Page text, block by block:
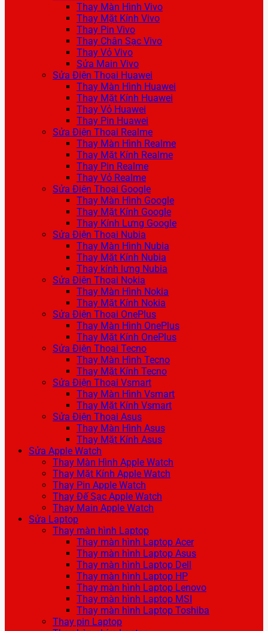
Thay Màn Hình Vivo
Thay Mặt Kính Vivo
Thay Pin Vivo
Thay Chân Sạc Vivo
Thay Vỏ Vivo
Sửa Main Vivo
Sửa Điện Thoại Huawei
Thay Màn Hình Huawei
Thay Mặt Kính Huawei
Thay Vỏ Huawei
Thay Pin Huawei
Sửa Điện Thoại Realme
Thay Màn Hình Realme
Thay Mặt Kính Realme
Thay Pin Realme
Thay Vỏ Realme
Sửa Điện Thoại Google
Thay Màn Hình Google
Thay Mặt Kính Google
Thay Kính Lưng Google
Sửa Điện Thoại Nubia
Thay Màn Hình Nubia
Thay Mặt Kính Nubia
Thay kính lưng Nubia
Sửa Điện Thoại Nokia
Thay Màn Hình Nokia
Thay Mặt Kính Nokia
Sửa Điện Thoại OnePlus
Thay Màn Hình OnePlus
Thay Mặt Kính OnePlus
Sửa Điện Thoại Tecno
Thay Màn Hình Tecno
Thay Mặt Kính Tecno
Sửa Điện Thoại Vsmart
Thay Màn Hình Vsmart
Thay Mặt Kính Vsmart
Sửa Điện Thoại Asus
Thay Màn Hình Asus
Thay Mặt Kính Asus
Sửa Apple Watch
Thay Màn Hình Apple Watch
Thay Mặt Kính Apple Watch
Thay Pin Apple Watch
Thay Đế Sạc Apple Watch
Thay Main Apple Watch
Sửa Laptop
Thay màn hình Laptop
Thay màn hình Laptop Acer
Thay màn hình Laptop Asus
Thay màn hình Laptop Dell
Thay màn hình Laptop HP
Thay màn hình Laptop Lenovo
Thay màn hình Laptop MSI
Thay màn hình Laptop Toshiba
Thay pin Laptop